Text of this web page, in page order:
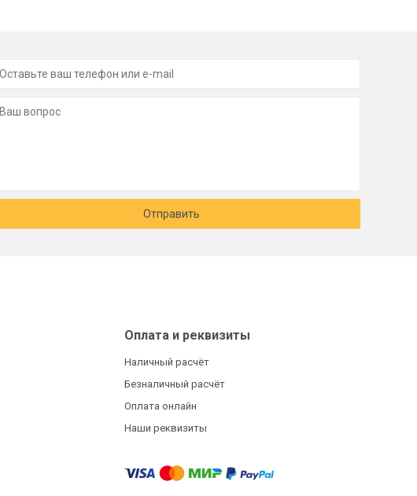
Отправить
Оплата и реквизиты
Наличный расчёт
Безналичный расчёт
Оплата онлайн
Наши реквизиты